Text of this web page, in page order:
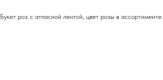
Букет роз с атласной лентой, цвет розы в ассортименте.